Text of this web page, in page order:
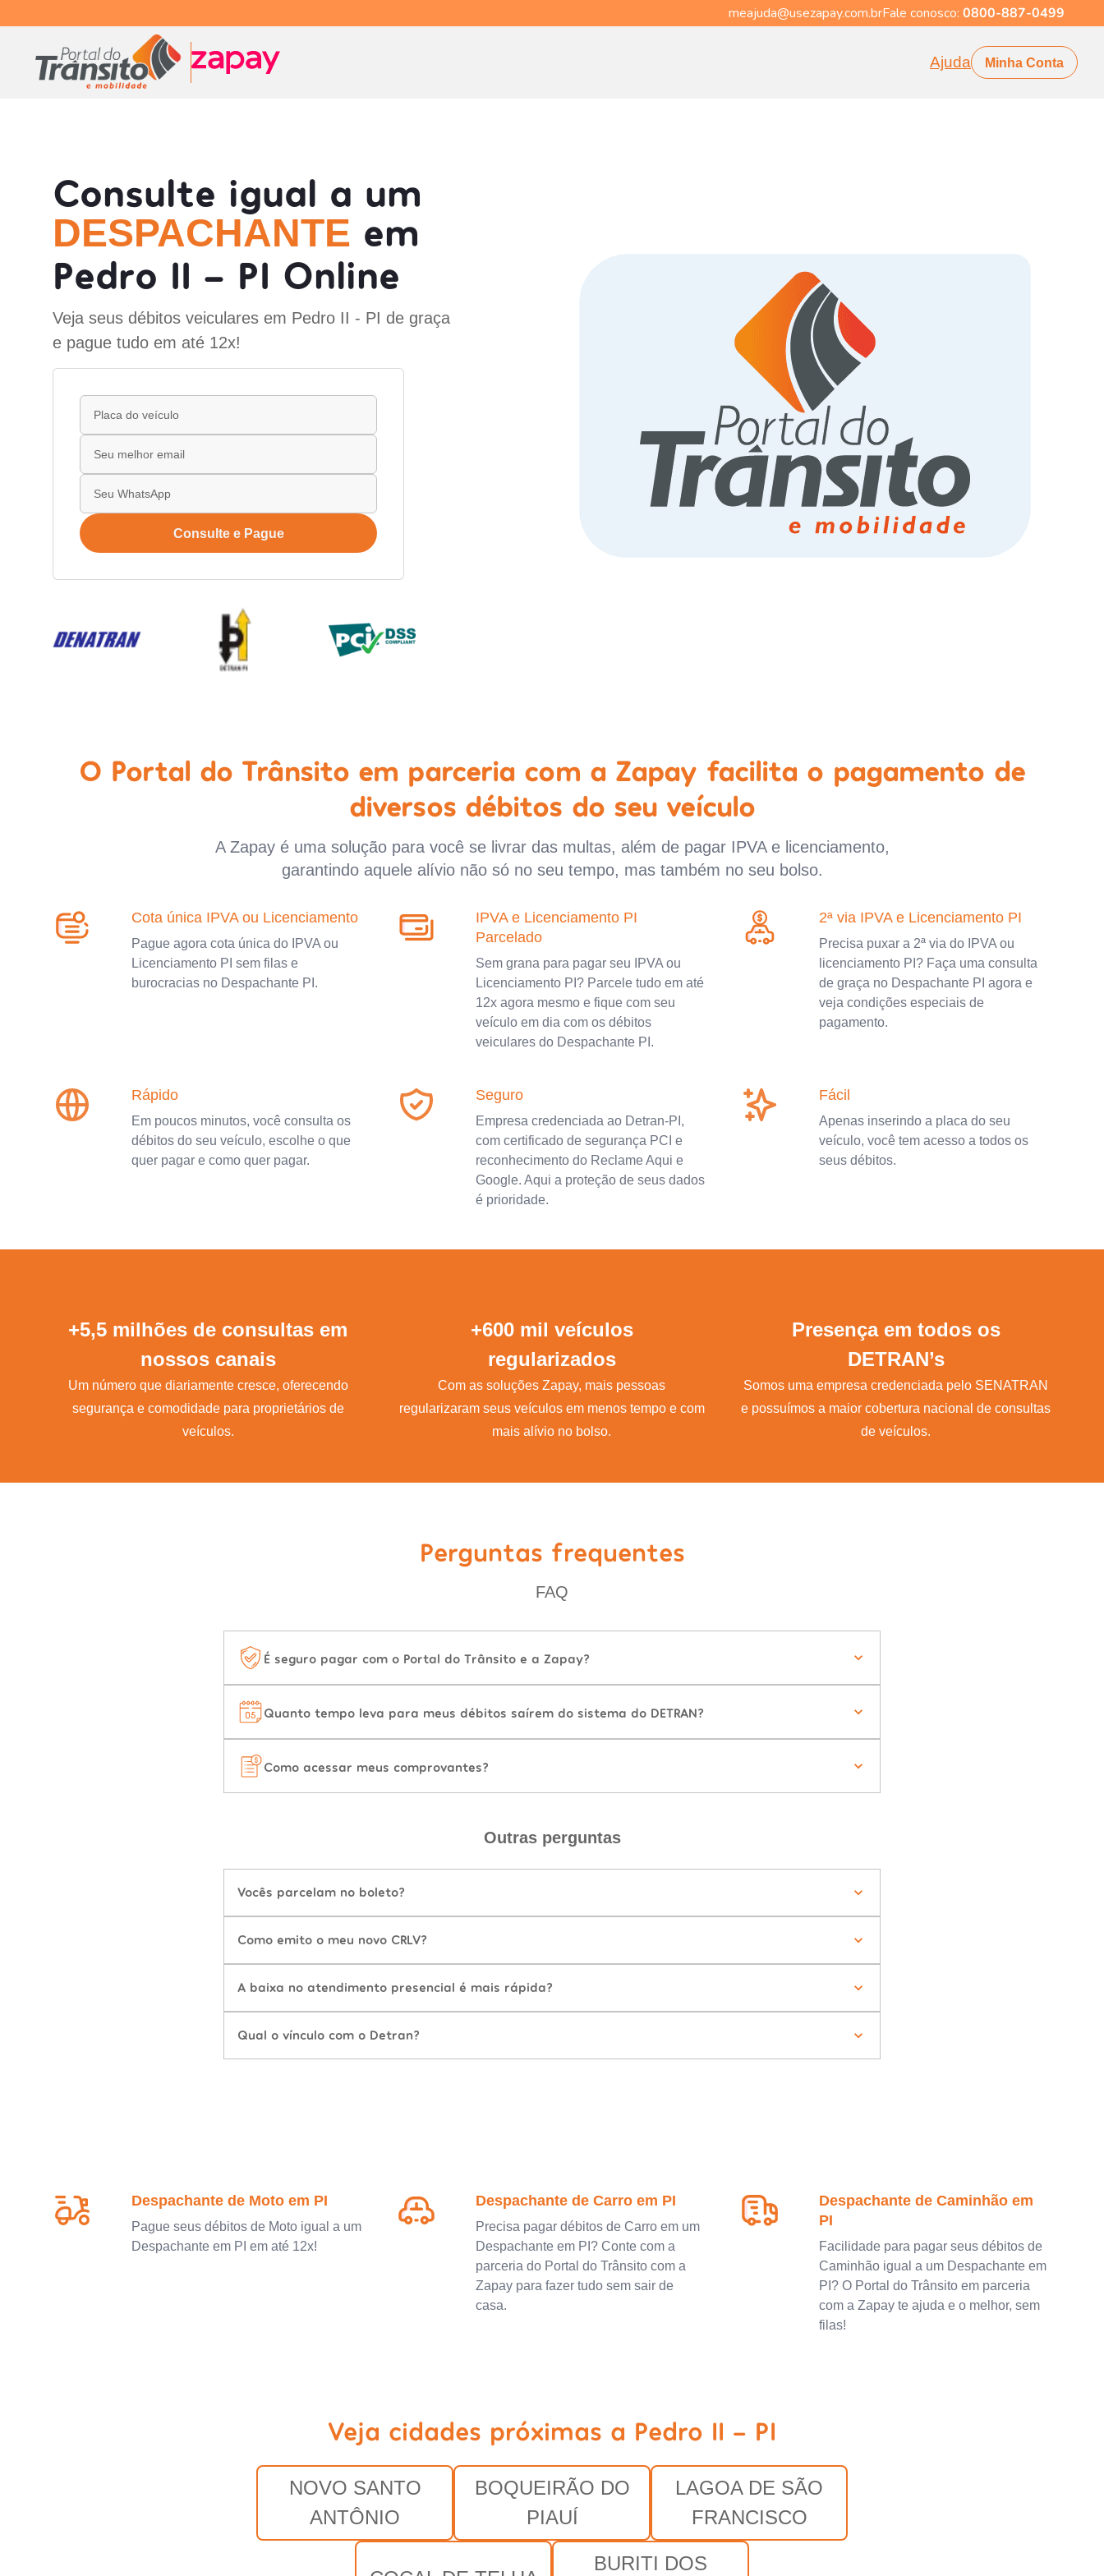
meajuda@usezapay.com.brFale conosco: 0800-887-0499
Ajuda Minha Conta
Consulte igual a um
DESPACHANTE em
Pedro II - PI Online
Veja seus débitos veiculares em Pedro II - PI de graça
e pague tudo em até 12x!
Consulte e Pague
O Portal do Trânsito em parceria com a Zapay facilita o pagamento de
diversos débitos do seu veículo
A Zapay é uma solução para você se livrar das multas, além de pagar IPVA e licenciamento,
garantindo aquele alívio não só no seu tempo, mas também no seu bolso.
Cota única IPVA ou Licenciamento
Pague agora cota única do IPVA ou
Licenciamento PI sem filas e
burocracias no Despachante PI.
IPVA e Licenciamento PI
Parcelado
Sem grana para pagar seu IPVA ou
Licenciamento PI? Parcele tudo em até
12x agora mesmo e fique com seu
veículo em dia com os débitos
veiculares do Despachante PI.
2ª via IPVA e Licenciamento PI
Precisa puxar a 2ª via do IPVA ou
licenciamento PI? Faça uma consulta
de graça no Despachante PI agora e
veja condições especiais de
pagamento.
Rápido
Em poucos minutos, você consulta os
débitos do seu veículo, escolhe o que
quer pagar e como quer pagar.
Seguro
Empresa credenciada ao Detran-PI,
com certificado de segurança PCI e
reconhecimento do Reclame Aqui e
Google. Aqui a proteção de seus dados
é prioridade.
Fácil
Apenas inserindo a placa do seu
veículo, você tem acesso a todos os
seus débitos.
+5,5 milhões de consultas em
nossos canais
Um número que diariamente cresce, oferecendo
segurança e comodidade para proprietários de
veículos.
+600 mil veículos
regularizados
Com as soluções Zapay, mais pessoas
regularizaram seus veículos em menos tempo e com
mais alívio no bolso.
Presença em todos os
DETRAN’s
Somos uma empresa credenciada pelo SENATRAN
e possuímos a maior cobertura nacional de consultas
de veículos.
Perguntas frequentes
FAQ
É seguro pagar com o Portal do Trânsito e a Zapay?
Quanto tempo leva para meus débitos saírem do sistema do DETRAN?
Como acessar meus comprovantes?
Outras perguntas
Vocês parcelam no boleto?
Como emito o meu novo CRLV?
A baixa no atendimento presencial é mais rápida?
Qual o vínculo com o Detran?
Despachante de Moto em PI
Pague seus débitos de Moto igual a um
Despachante em PI em até 12x!
Despachante de Carro em PI
Precisa pagar débitos de Carro em um
Despachante em PI? Conte com a
parceria do Portal do Trânsito com a
Zapay para fazer tudo sem sair de
casa.
Despachante de Caminhão em
PI
Facilidade para pagar seus débitos de
Caminhão igual a um Despachante em
PI? O Portal do Trânsito em parceria
com a Zapay te ajuda e o melhor, sem
filas!
Veja cidades próximas a Pedro II - PI
NOVO SANTO
ANTÔNIO
BOQUEIRÃO DO
PIAUÍ
LAGOA DE SÃO
FRANCISCO
BURITI DOS